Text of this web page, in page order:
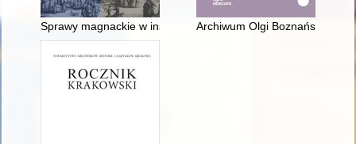
Sprawy magnackie w instrukcjach sejmików ziemi bielskiej z
Archiwum Olgi Boznańskiej :